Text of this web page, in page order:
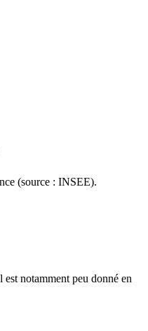
(source : INSEE).
notamment peu donné en